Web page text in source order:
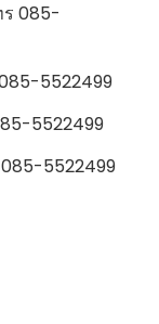
ร 085-
5522499
5522499
5522499